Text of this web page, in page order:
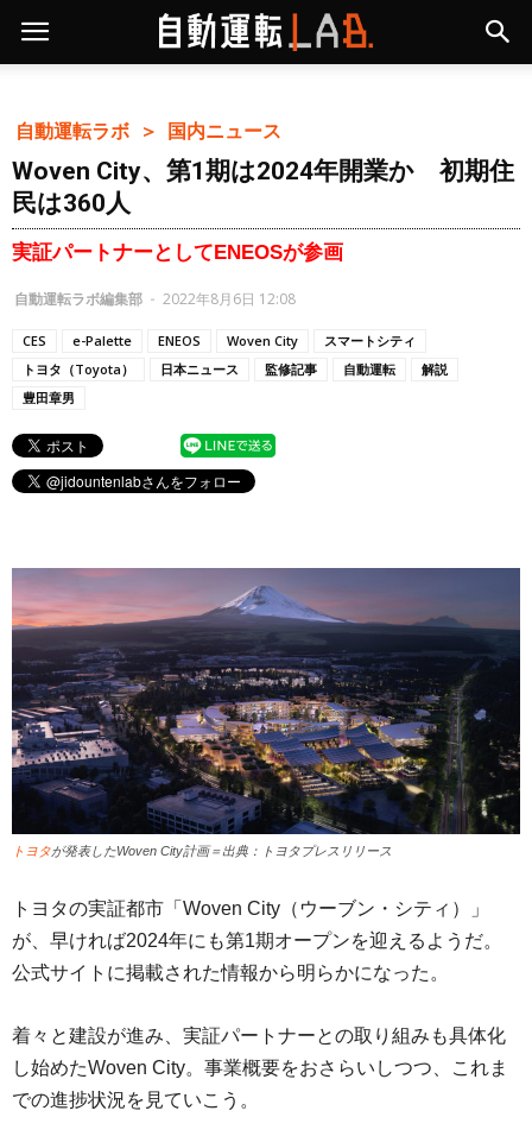
自動運転ラボ ＞ 国内ニュース
Woven City、第1期は2024年開業か 初期住
民は360人
実証パートナーとしてENEOSが参画
自動運転ラボ編集部 - 2022年8月6日 12:08
CES e-Palette ENEOS Woven City
スマートシティ
トヨタ（Toyota）
日本ニュース 監修記事 自動運転
解説
豊田章男
トヨタが発表したWoven City計画＝出典：トヨタプレスリリース
トヨタの実証都市「Woven City（ウーブン・シティ）」
が、早ければ2024年にも第1期オープンを迎えるようだ。
公式サイトに掲載された情報から明らかになった。
着々と建設が進み、実証パートナーとの取り組みも具体化
し始めたWoven City。事業概要をおさらいしつつ、これま
での進捗状況を見ていこう。